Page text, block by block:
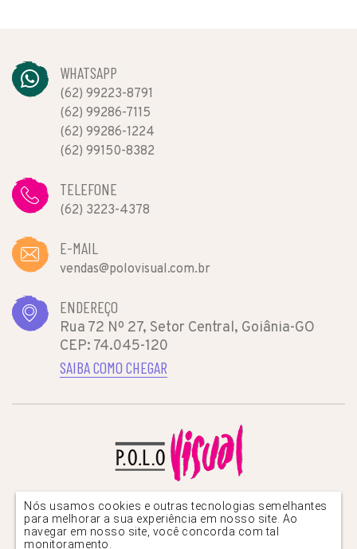
WHATSAPP
(62) 99223-8791
(62) 99286-7115
(62) 99286-1224
(62) 99150-8382
TELEFONE
(62) 3223-4378
E-MAIL
vendas@polovisual.com.br
ENDEREÇO
Rua 72 Nº 27, Setor Central, Goiânia-GO
CEP: 74.045-120
SAIBA COMO CHEGAR
Nós usamos cookies e outras tecnologias semelhantes
para melhorar a sua experiência em nosso site. Ao
navegar em nosso site, você concorda com tal
monitoramento.